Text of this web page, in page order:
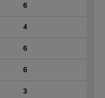
6
4
6
6
3